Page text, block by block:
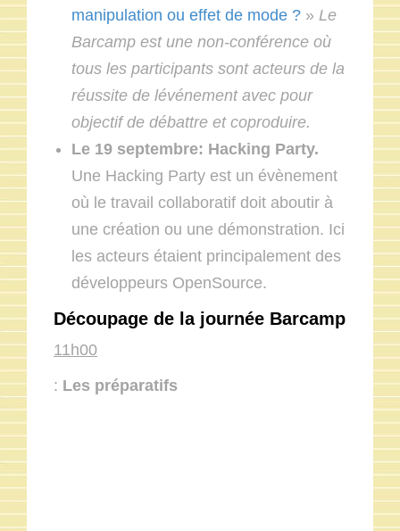
manipulation ou effet de mode ? » Le
Barcamp est une non-conférence où
tous les participants sont acteurs de la
réussite de lévénement avec pour
objectif de débattre et coproduire.
Le 19 septembre: Hacking Party.
Une Hacking Party est un évènement
où le travail collaboratif doit aboutir à
une création ou une démonstration. Ici
les acteurs étaient principalement des
développeurs OpenSource.
Découpage de la journée Barcamp
11h00
: Les préparatifs